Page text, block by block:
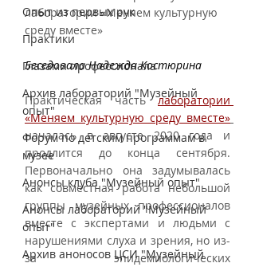
Опыт из первых рук
Практики
Глазами профессионала
Архив лабораторий "Музейный
опыт"
Форум по детским программам в
музее
Анонсы клуба "Музейный опыт"
Анонсы лабораторий "Музейный
опыт"
Архив аноносов ЦСИ "Музейный
лаборатории «Меняем культурную
среду вместе»
Беседовала Надежда Костюрина
Практическая часть лаборатории
«Меняем культурную среду вместе»
началась в августе 2020 года и
продлится до конца сентября.
Первоначально она задумывалась
как совместная работа небольшой
группы музейных профессионалов
вместе с экспертами и людьми с
нарушениями слуха и зрения, но из-
за эпидемиологических